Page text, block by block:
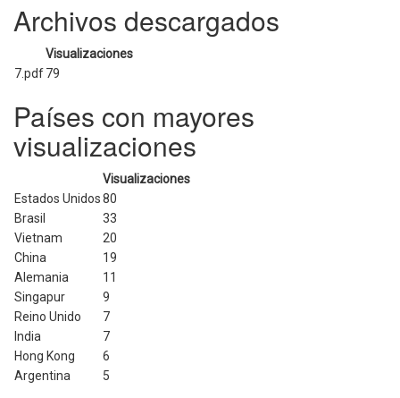
Archivos descargados
Visualizaciones
7.pdf79
Países con mayores
visualizaciones
Visualizaciones
Estados Unidos80
Brasil
33
Vietnam
20
China
19
Alemania
11
Singapur
9
Reino Unido
7
India
7
Hong Kong
6
Argentina
5